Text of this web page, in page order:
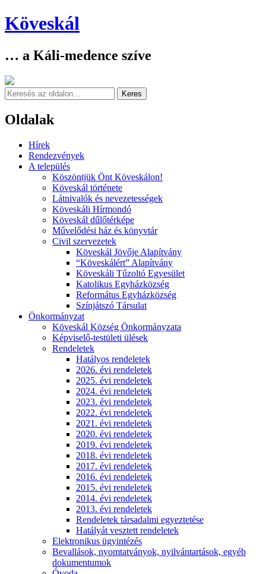
Köveskál
… a Káli-medence szíve
Keresés
Oldalak
Skip
content
Hírek
Rendezvények
A település
Köszöntjük Önt Köveskálon!
Köveskál története
Látnivalók és nevezetességek
Köveskáli Hírmondó
Köveskál dűlőtérképe
Művelődési ház és könyvtár
Civil szervezetek
Köveskál Jövője Alapítvány
“Köveskálért” Alapítvány
Köveskáli Tűzoltó Egyesület
Katolikus Egyházközség
Református Egyházközség
Színjátszó Társulat
Önkormányzat
Köveskál Község Önkormányzata
Képviselő-testületi ülések
Rendeletek
Hatályos rendeletek
2026. évi rendeletek
2025. évi rendeletek
2024. évi rendeletek
2023. évi rendeletek
2022. évi rendeletek
2021. évi rendeletek
2020. évi rendeletek
2019. évi rendeletek
2018. évi rendeletek
2017. évi rendeletek
2016. évi rendeletek
2015. évi rendeletek
2014. évi rendeletek
2013. évi rendeletek
Rendeletek társadalmi egyeztetése
Hatályát vesztett rendeletek
Elektronikus ügyintézés
Bevallások, nyomtatványok, nyilvántartások, egyéb
dokumentumok